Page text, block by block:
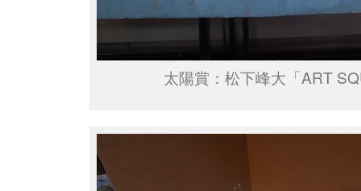
太陽賞：松下峰大「ART